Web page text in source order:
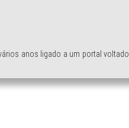
anos ligado a um portal voltado